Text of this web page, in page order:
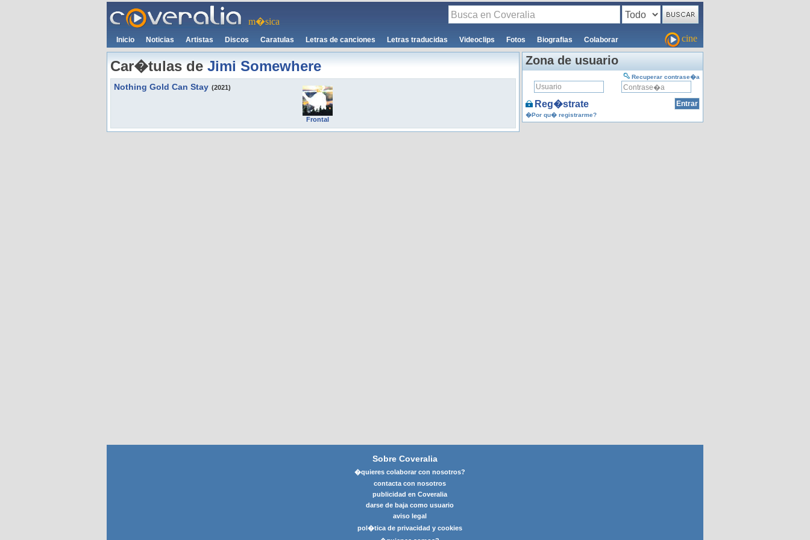
m�sica
Inicio Noticias Artistas Discos Caratulas Letras de canciones Letras traducidas Videoclips Fotos Biografias Colaborar cine
Car�tulas de Jimi Somewhere
Nothing Gold Can Stay (2021)
Frontal
Zona de usuario
Recuperar contrase�a
Reg�strate
�Por qu� registrarme?
Sobre Coveralia
�quieres colaborar con nosotros?
contacta con nosotros
publicidad en Coveralia
darse de baja como usuario
aviso legal
pol�tica de privacidad y cookies